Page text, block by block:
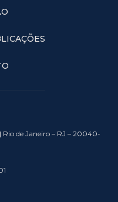
Rio de Janeiro – RJ – 20040-